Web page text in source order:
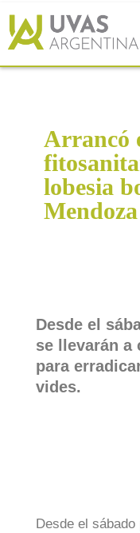
Arrancó
lobesia
Mendoza
Desde el
se llevarán a
para
vides.
Desde el